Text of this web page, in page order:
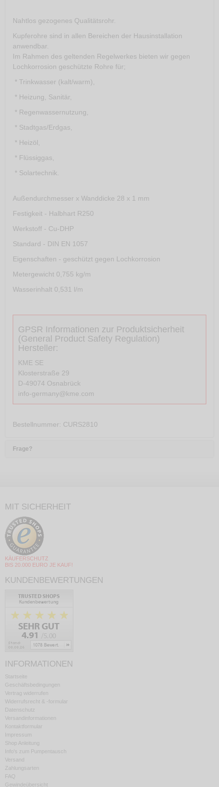
Nahtlos gezogenes Qualitätsrohr.
Kupferohre sind in allen Bereichen der Hausinstallation
anwendbar.
Im Rahmen des geltenden Regelwerkes bieten wir gegen
Lochkorrosion geschützte Rohre für;
* Trinkwasser (kalt/warm),
* Heizung, Sanitär,
* Regenwassernutzung,
* Stadtgas/Erdgas,
* Heizöl,
* Flüssiggas,
* Solartechnik.
Außendurchmesser x Wanddicke 28 x 1 mm
Festigkeit - Halbhart R250
Werkstoff - Cu-DHP
Standard - DIN EN 1057
Eigenschaften - geschützt gegen Lochkorrosion
Metergewicht 0,755 kg/m
Wasserinhalt 0,531 l/m
GPSR Informationen zur Produktsicherheit
(General Product Safety Regulation)
Hersteller:
KME SE
Klosterstraße 29
D-49074 Osnabrück
info-germany@kme.com
Bestellnummer: CURS2810
Frage?
MIT SICHERHEIT
KÄUFERSCHUTZ
BIS 20.000 EURO JE KAUF!
KUNDENBEWERTUNGEN
INFORMATIONEN
Startseite
Geschäftsbedingungen
Vertrag widerrufen
Widerrufsrecht & -formular
Datenschutz
Versandinformationen
Kontaktformular
Impressum
Shop Anleitung
Info's zum Pumpentausch
Versand
Zahlungsarten
FAQ
Gewindeübersicht